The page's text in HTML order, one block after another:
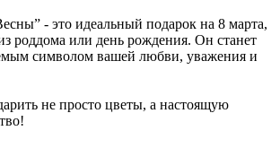
- это идеальный подарок на 8 марта,
роддома или день рождения. Он станет
символом вашей любви, уважения и
не просто цветы, а настоящую